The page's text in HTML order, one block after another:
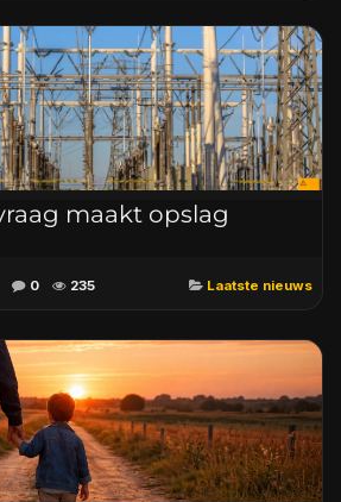
maakt opslag
0 235 Laatste nieuws